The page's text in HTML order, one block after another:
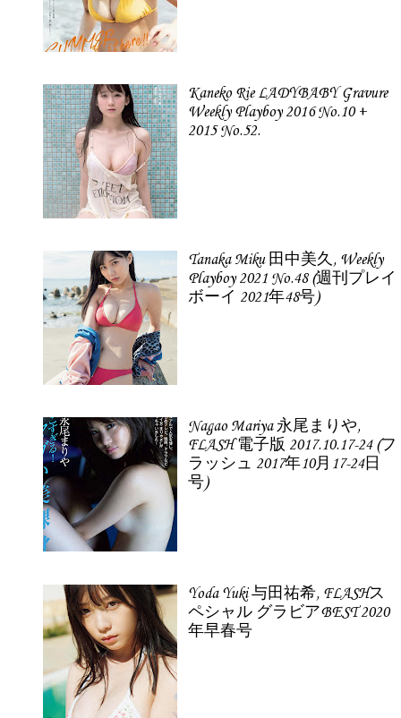
Kaneko Rie LADYBABY Gravure
Weekly Playboy 2016 No.10 +
2015 No.52.
Tanaka Miku 田中美久, Weekly
Playboy 2021 No.48 (週刊プレイ
ボーイ 2021年48号)
Nagao Mariya 永尾まりや,
FLASH 電子版 2017.10.17-24 (フ
ラッシュ 2017年10月17-24日
号)
Yoda Yuki 与田祐希, FLASHス
ペシャル グラビアBEST 2020
年早春号